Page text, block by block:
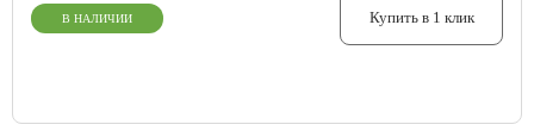
В НАЛИЧИИ Купить в 1 клик